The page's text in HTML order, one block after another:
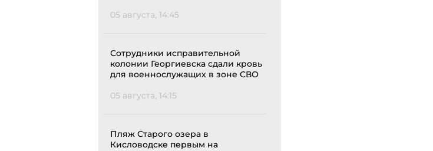
05 августа, 14:45
Сотрудники исправительной
колонии Георгиевска сдали кровь
для военнослужащих в зоне СВО
05 августа, 14:15
Пляж Старого озера в
Кисловодске первым на